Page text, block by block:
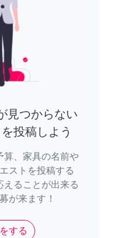
見つからない
投稿しよう
算、家具の名前や
ストを投稿する
えることが出来る
が来ます！
する